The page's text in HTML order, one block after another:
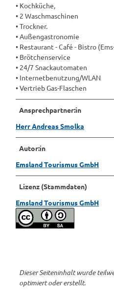
• Kochküche,
• 2 Waschmaschinen
• Trockner.
• Außengastronomie
• Restaurant - Café - Bistro
• Brötchenservice
• 24/7 Snackautomaten
• Internetbenutzung/WLAN
• Vertrieb Gas-Flaschen
Ansprechpartner:in
Herr Andreas Smolka
Autor:in
Emsland Tourismus GmbH
Lizenz (Stammdaten)
Emsland Tourismus GmbH
Dieser Seiteninhalt wurde
optimiert oder erstellt.